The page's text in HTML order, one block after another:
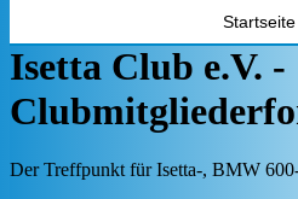
Startseite
Isetta Club e.V. -
Der Treffpunkt für Isetta-, BMW